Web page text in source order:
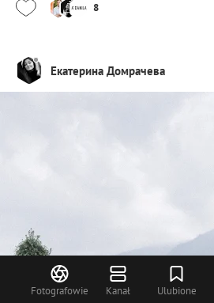
Fotografowie Kanał Ulubione
8
Екатерина Домрачева